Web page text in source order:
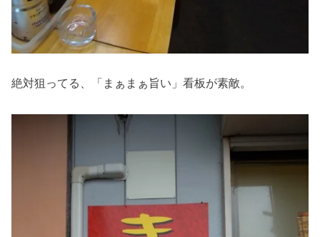
絶対狙ってる、「まぁまぁ旨い」看板が素敵。